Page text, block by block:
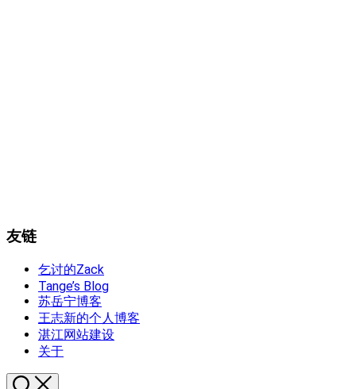
友链
乞讨的Zack
Tange’s Blog
苏岳宁博客
王志新的个人博客
湛江网站建设
关于